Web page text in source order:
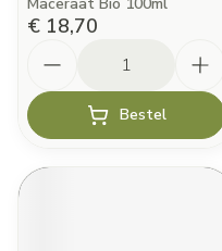
€ 18,70
Bestel